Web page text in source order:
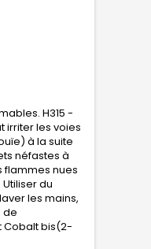
H315 -
irriter les voies
à la suite
néfastes à
flammes nues
du
les mains,
de
Cobalt bis(2-